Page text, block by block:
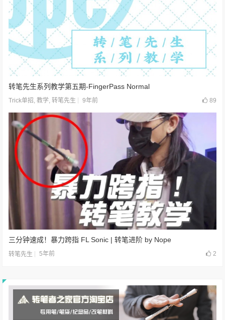
转笔先生系列教学第五期-FingerPass Normal
Trick单招,教学,转笔先生 9年前 89
三分钟速成！暴力跨指 FL Sonic | 转笔进阶 by Nope
转笔先生 5年前 2